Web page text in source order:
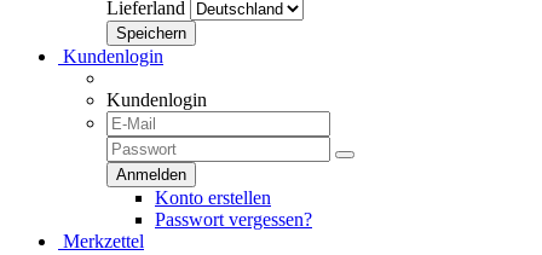
Lieferland
Kundenlogin
Kundenlogin
Konto erstellen
Passwort vergessen?
Merkzettel